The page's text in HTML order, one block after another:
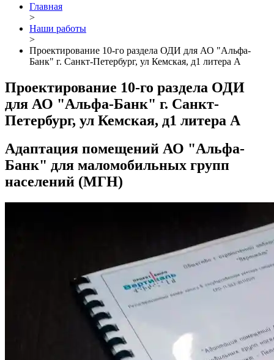
Главная
>
Наши работы
>
Проектирование 10-го раздела ОДИ для АО "Альфа-
Банк" г. Санкт-Петербург, ул Кемская, д1 литера А
Проектирование 10-го раздела ОДИ
для АО "Альфа-Банк" г. Санкт-
Петербург, ул Кемская, д1 литера А
Адаптация помещений АО "Альфа-
Банк" для маломобильных групп
населений (МГН)